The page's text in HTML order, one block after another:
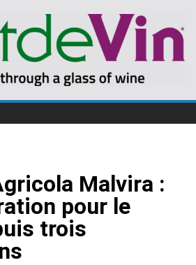
Malvira :
pour le
trois